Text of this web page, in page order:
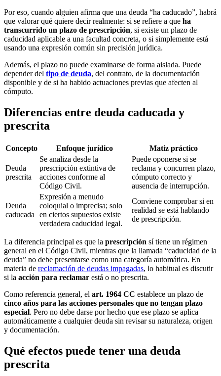
Por eso, cuando alguien afirma que una deuda “ha caducado”, habrá
que valorar qué quiere decir realmente: si se refiere a que ha
transcurrido un plazo de prescripción, si existe un plazo de
caducidad aplicable a una facultad concreta, o si simplemente está
usando una expresión común sin precisión jurídica.
Además, el plazo no puede examinarse de forma aislada. Puede
depender del tipo de deuda, del contrato, de la documentación
disponible y de si ha habido actuaciones previas que afecten al
cómputo.
Diferencias entre deuda caducada y
prescrita
Concepto Enfoque jurídico Matiz práctico
Deuda
prescrita
Se analiza desde la
prescripción extintiva de
acciones conforme al
Código Civil.
Puede oponerse si se
reclama y concurren plazo,
cómputo correcto y
ausencia de interrupción.
Deuda
caducada
Expresión a menudo
coloquial o imprecisa; solo
en ciertos supuestos existe
verdadera caducidad legal.
Conviene comprobar si en
realidad se está hablando
de prescripción.
La diferencia principal es que la prescripción sí tiene un régimen
general en el Código Civil, mientras que la llamada “caducidad de la
deuda” no debe presentarse como una categoría automática. En
materia de reclamación de deudas impagadas, lo habitual es discutir
si la acción para reclamar está o no prescrita.
Como referencia general, el art. 1964 CC establece un plazo de
cinco años para las acciones personales que no tengan plazo
especial. Pero no debe darse por hecho que ese plazo se aplica
automáticamente a cualquier deuda sin revisar su naturaleza, origen
y documentación.
Qué efectos puede tener una deuda
prescrita